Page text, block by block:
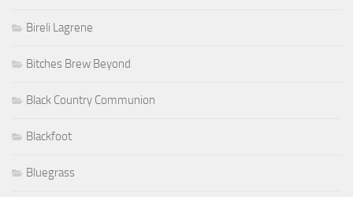
Bireli Lagrene
Bitches Brew Beyond
Black Country Communion
Blackfoot
Bluegrass